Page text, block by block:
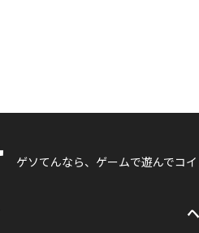
ゲソてんなら、ゲームで遊んでコイ